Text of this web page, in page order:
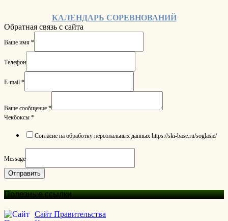
КАЛЕНДАРЬ СОРЕВНОВАНИЙ
Обратная связь с сайта
Ваше имя *
Телефон
E-mail *
Ваше сообщение *
Чекбоксы *
Согласие на обработку персональных данных https://ski-base.ru/soglasie/
Message
Отправить
Полезные ссылки
Сайт Правительства